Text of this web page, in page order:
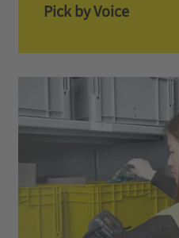
Pick by Voice